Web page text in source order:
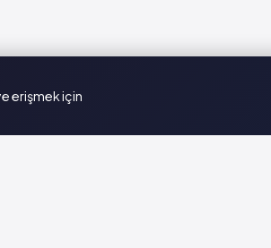
erişmek için